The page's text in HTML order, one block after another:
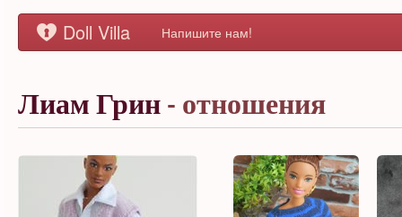
Doll Villa Напишите нам!
Лиам Грин - отношения